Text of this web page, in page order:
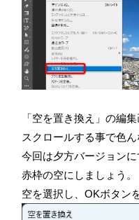
「空を置き換え」の編
スクロールする事で色
今回は夕方バージョン
赤枠の空にしましょう。
空を選択し、OKボタン